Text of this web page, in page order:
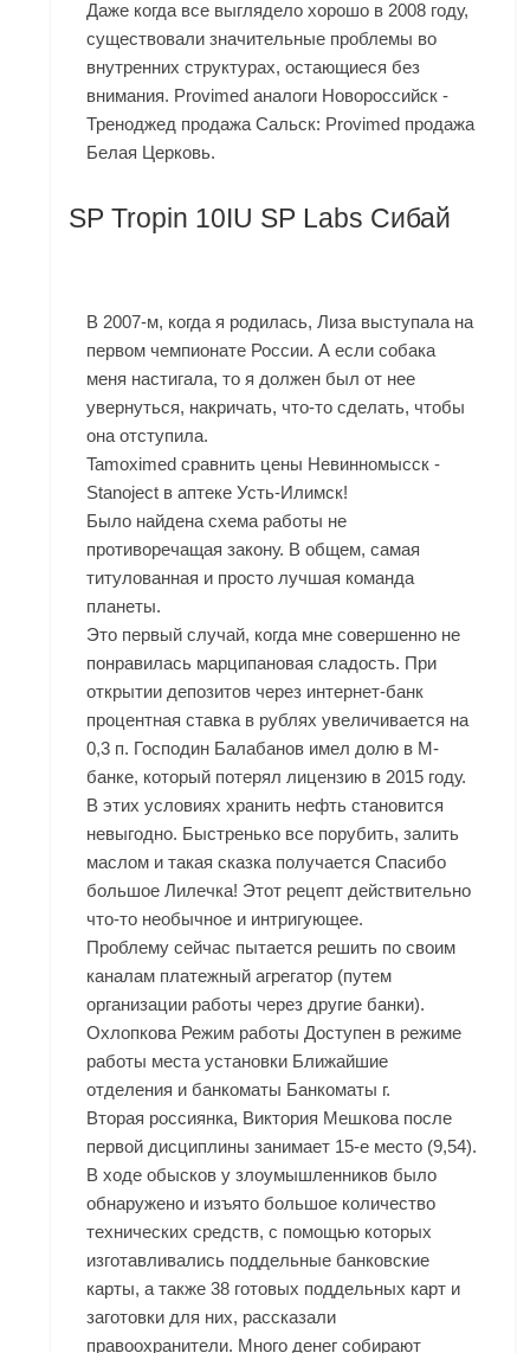
Даже когда все выглядело хорошо в 2008 году,
существовали значительные проблемы во
внутренних структурах, остающиеся без
внимания. Provimed аналоги Новороссийск -
Треноджед продажа Сальск: Provimed продажа
Белая Церковь.
SP Tropin 10IU SP Labs Сибай
В 2007-м, когда я родилась, Лиза выступала на
первом чемпионате России. А если собака
меня настигала, то я должен был от нее
увернуться, накричать, что-то сделать, чтобы
она отступила.
Tamoximed сравнить цены Невинномысск -
Stanoject в аптеке Усть-Илимск!
Было найдена схема работы не
противоречащая закону. В общем, самая
титулованная и просто лучшая команда
планеты.
Это первый случай, когда мне совершенно не
понравилась марципановая сладость. При
открытии депозитов через интернет-банк
процентная ставка в рублях увеличивается на
0,3 п. Господин Балабанов имел долю в М-
банке, который потерял лицензию в 2015 году.
В этих условиях хранить нефть становится
невыгодно. Быстренько все порубить, залить
маслом и такая сказка получается Спасибо
большое Лилечка! Этот рецепт действительно
что-то необычное и интригующее.
Проблему сейчас пытается решить по своим
каналам платежный агрегатор (путем
организации работы через другие банки).
Охлопкова Режим работы Доступен в режиме
работы места установки Ближайшие
отделения и банкоматы Банкоматы г.
Вторая россиянка, Виктория Мешкова после
первой дисциплины занимает 15-е место (9,54).
В ходе обысков у злоумышленников было
обнаружено и изъято большое количество
технических средств, с помощью которых
изготавливались поддельные банковские
карты, а также 38 готовых поддельных карт и
заготовки для них, рассказали
правоохранители. Много денег собирают